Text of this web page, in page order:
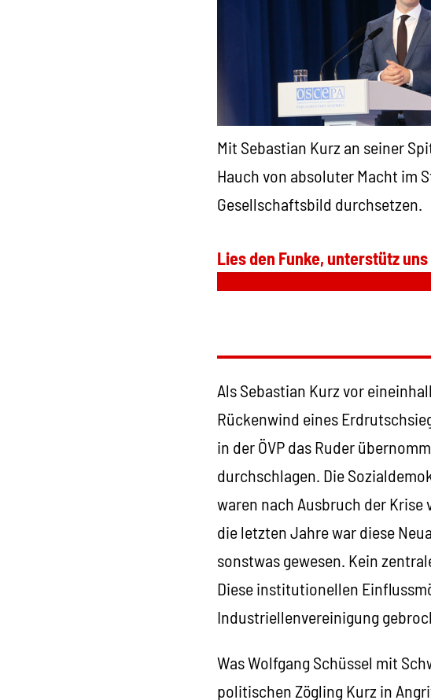
Mit Sebastian Kurz an seiner
Hauch von absoluter Macht im
Gesellschaftsbild durchsetzen.
Lies den Funke, unterstütz
Als Sebastian Kurz vor
Rückenwind eines
in der ÖVP das Ruder
durchschlagen. Die
waren nach Ausbruch der
die letzten Jahre war diese
sonstwas gewesen. Kein
Diese institutionellen
Industriellenvereinigung
Was Wolfgang Schüssel mit
politischen Zögling Kurz in